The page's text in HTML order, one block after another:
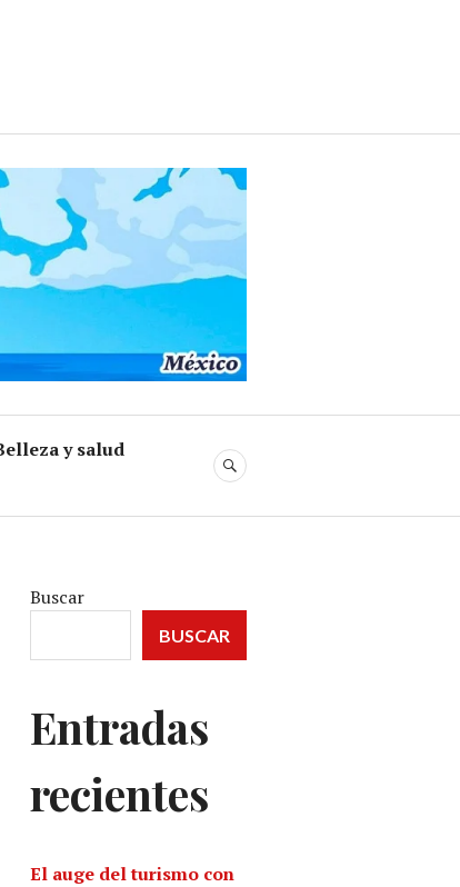
y salud
BUSCAR
Buscar
BUSCAR
Entradas
recientes
El auge del turismo con